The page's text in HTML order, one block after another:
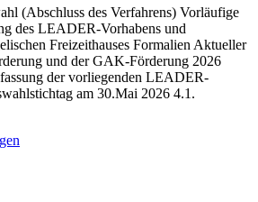
(Abschluss des Verfahrens) Vorläufige
des LEADER-Vorhabens und
Freizeithauses Formalien Aktueller
und der GAK-Förderung 2026
der vorliegenden LEADER-
am 30.Mai 2026 4.1.